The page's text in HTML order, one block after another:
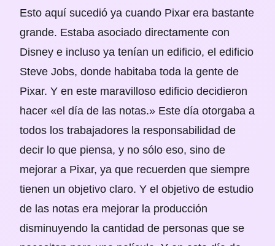
Esto aquí sucedió ya cuando Pixar era bastante
grande. Estaba asociado directamente con
Disney e incluso ya tenían un edificio, el edificio
Steve Jobs, donde habitaba toda la gente de
Pixar. Y en este maravilloso edificio decidieron
hacer «el día de las notas.» Este día otorgaba a
todos los trabajadores la responsabilidad de
decir lo que piensa, y no sólo eso, sino de
mejorar a Pixar, ya que recuerden que siempre
tienen un objetivo claro. Y el objetivo de estudio
de las notas era mejorar la producción
disminuyendo la cantidad de personas que se